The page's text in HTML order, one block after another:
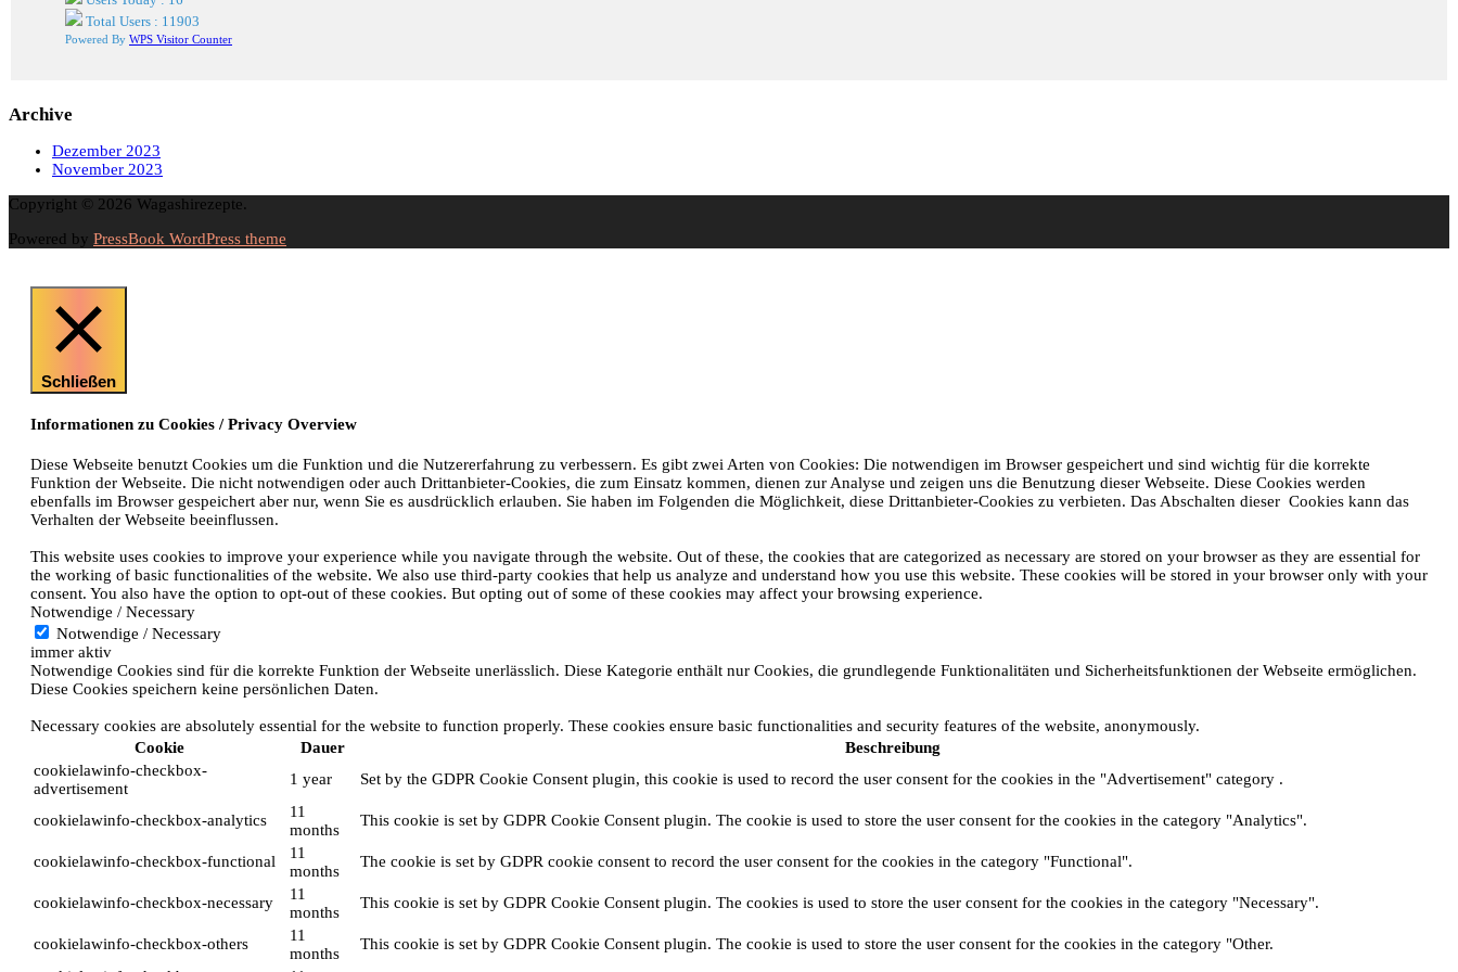
Total Users : 11903
Powered By WPS Visitor Counter
Archive
Dezember 2023
November 2023
Copyright © 2026 Wagashirezepte.
Powered by PressBook WordPress theme
Schließen
Informationen zu Cookies / Privacy Overview
Diese Webseite benutzt Cookies um die Funktion und die Nutzererfahrung zu verbessern. Es gibt zwei Arten von Cookies: Die notwendigen im Browser gespeichert und sind wichtig für die korrekte
Funktion der Webseite. Die nicht notwendigen oder auch Drittanbieter-Cookies, die zum Einsatz kommen, dienen zur Analyse und zeigen uns die Benutzung dieser Webseite. Diese Cookies werden
ebenfalls im Browser gespeichert aber nur, wenn Sie es ausdrücklich erlauben. Sie haben im Folgenden die Möglichkeit, diese Drittanbieter-Cookies zu verbieten. Das Abschalten dieser Cookies kann das
Verhalten der Webseite beeinflussen.
This website uses cookies to improve your experience while you navigate through the website. Out of these, the cookies that are categorized as necessary are stored on your browser as they are essential for
the working of basic functionalities of the website. We also use third-party cookies that help us analyze and understand how you use this website. These cookies will be stored in your browser only with your
consent. You also have the option to opt-out of these cookies. But opting out of some of these cookies may affect your browsing experience.
Notwendige / Necessary
Notwendige / Necessary
immer aktiv
Notwendige Cookies sind für die korrekte Funktion der Webseite unerlässlich. Diese Kategorie enthält nur Cookies, die grundlegende Funktionalitäten und Sicherheitsfunktionen der Webseite ermöglichen.
Diese Cookies speichern keine persönlichen Daten.
Necessary cookies are absolutely essential for the website to function properly. These cookies ensure basic functionalities and security features of the website, anonymously.
Cookie
Dauer
Beschreibung
cookielawinfo-checkbox-
advertisement
1 year Set by the GDPR Cookie Consent plugin, this cookie is used to record the user consent for the cookies in the "Advertisement" category .
cookielawinfo-checkbox-analytics
11
months
This cookie is set by GDPR Cookie Consent plugin. The cookie is used to store the user consent for the cookies in the category "Analytics".
cookielawinfo-checkbox-functional
11
months
The cookie is set by GDPR cookie consent to record the user consent for the cookies in the category "Functional".
cookielawinfo-checkbox-necessary
11
months
This cookie is set by GDPR Cookie Consent plugin. The cookies is used to store the user consent for the cookies in the category "Necessary".
cookielawinfo-checkbox-others
11
months
This cookie is set by GDPR Cookie Consent plugin. The cookie is used to store the user consent for the cookies in the category "Other.